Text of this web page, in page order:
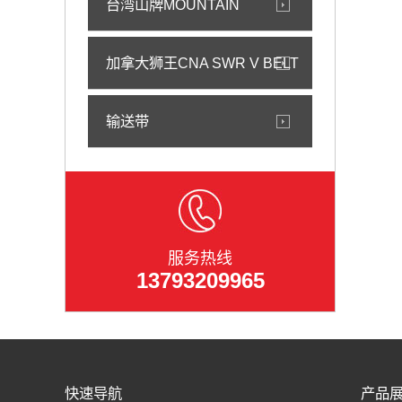
台湾山牌MOUNTAIN
加拿大狮王CNA SWR V BELT
输送带
服务热线
13793209965
快速导航 产品